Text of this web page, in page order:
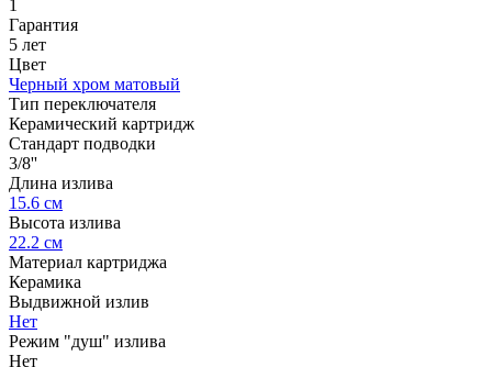
1
Гарантия
5 лет
Цвет
Черный хром матовый
Тип переключателя
Керамический картридж
Стандарт подводки
3/8''
Длина излива
15.6 см
Высота излива
22.2 см
Материал картриджа
Керамика
Выдвижной излив
Нет
Режим "душ" излива
Нет